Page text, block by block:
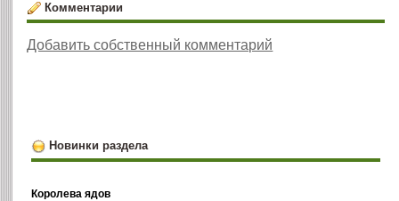
Комментарии
Добавить собственный комментарий
Новинки раздела
Королева ядов